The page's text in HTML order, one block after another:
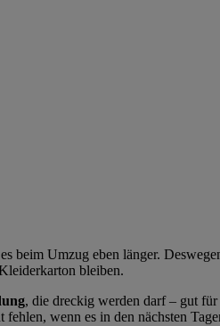
beim Umzug eben länger.
bleiben.
, die dreckig werden darf – gut
fehlen, wenn es in den nächsten